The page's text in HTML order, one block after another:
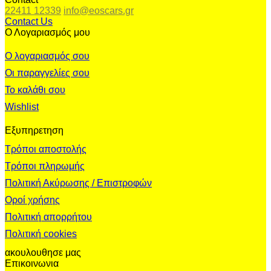
22411 12339 info@eoscars.gr
Contact Us
Ο Λογαριασμός μου
Ο λογαριασμός σου
Οι παραγγελίες σου
Το καλάθι σου
Wishlist
Εξυπηρετηση
Τρόποι αποστολής
Τρόποι πληρωμής
Πολιτική Ακύρωσης / Επιστροφών
Οροί χρήσης
Πολιτική απορρήτου
Πολιτική cookies
ακουλουθησε μας
Επικοινωνια